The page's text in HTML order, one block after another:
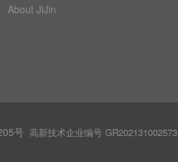
About JiJin
号 高新技术企业编号 GR202131002573